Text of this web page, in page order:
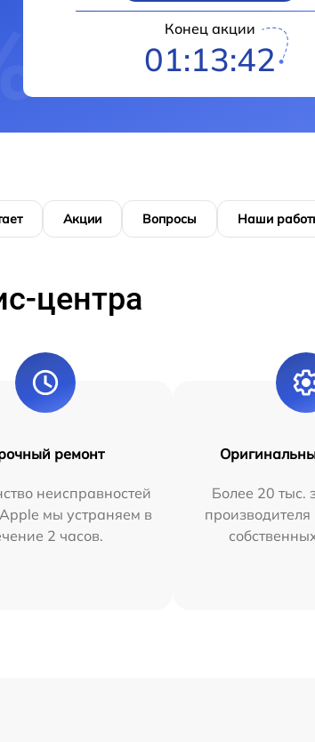
Конец акции
01:13:41
Акции Вопросы Наши
центра
ремонт
неисправностей
мы устраняем в
2 часов.
Более 20 тыс.